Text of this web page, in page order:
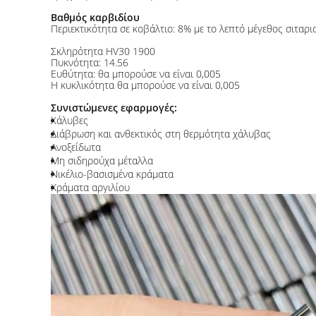
Βαθμός καρβιδίου
Περιεκτικότητα σε κοβάλτιο: 8% με το λεπτό μέγεθος
Σκληρότητα HV30 1900
Πυκνότητα: 14.56
Ευθύτητα: θα μπορούσε να είναι 0,005
Η κυκλικότητα θα μπορούσε να είναι 0,005
Συνιστώμενες εφαρμογές:
Χάλυβες
Διάβρωση και ανθεκτικός στη θερμότητα χάλυβας
Ανοξείδωτα
Μη σιδηρούχα μέταλλα
Νικέλιο-βασισμένα κράματα
Κράματα αργιλίου